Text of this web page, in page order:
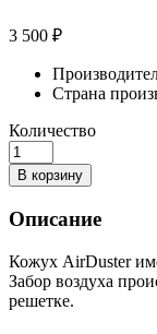
3 500 ₽
Страна
Количество
В корзину
Описание
Кожух AirDuster
Забор воздуха
решетке.